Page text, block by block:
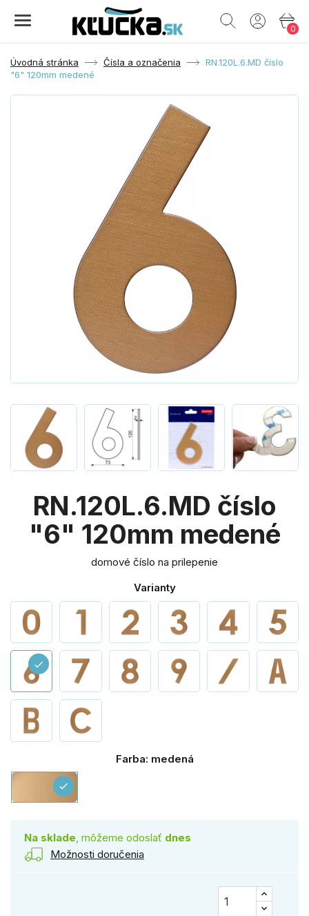
0
Úvodná stránka Čísla a označenia
RN.120L.6.MD číslo
"6" 120mm medené
RN.120L.6.MD číslo
"6" 120mm medené
domové číslo na prilepenie
Varianty
check
Farba: medená
medená
check
Na sklade , môžeme odoslať dnes
Možnosti doručenia